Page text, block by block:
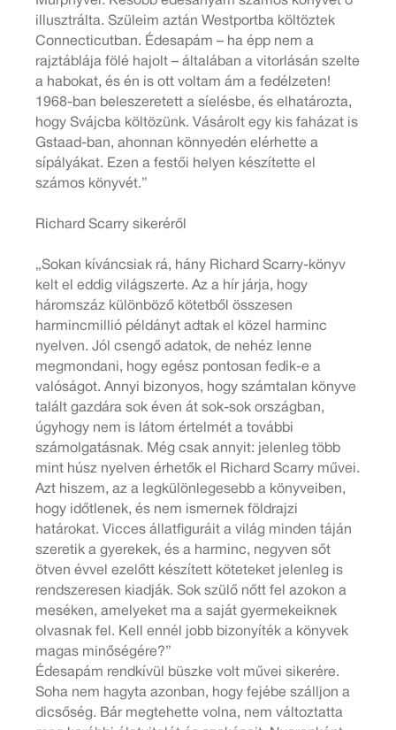
illusztrálta. Szüleim aztán Westportba költöztek
Connecticutban. Édesapám – ha épp nem a
rajztáblája fölé hajolt – általában a vitorlásán szelte
a habokat, és én is ott voltam ám a fedélzeten!
1968-ban beleszeretett a síelésbe, és elhatározta,
hogy Svájcba költözünk. Vásárolt egy kis faházat is
Gstaad-ban, ahonnan könnyedén elérhette a
sípályákat. Ezen a festői helyen készítette el
számos könyvét.”
Richard Scarry sikeréről
„Sokan kíváncsiak rá, hány Richard Scarry-könyv
kelt el eddig világszerte. Az a hír járja, hogy
háromszáz különböző kötetből összesen
harmincmillió példányt adtak el közel harminc
nyelven. Jól csengő adatok, de nehéz lenne
megmondani, hogy egész pontosan fedik-e a
valóságot. Annyi bizonyos, hogy számtalan könyve
talált gazdára sok éven át sok-sok országban,
úgyhogy nem is látom értelmét a további
számolgatásnak. Még csak annyit: jelenleg több
mint húsz nyelven érhetők el Richard Scarry művei.
Azt hiszem, az a legkülönlegesebb a könyveiben,
hogy időtlenek, és nem ismernek földrajzi
határokat. Vicces állatfiguráit a világ minden táján
szeretik a gyerekek, és a harminc, negyven sőt
ötven évvel ezelőtt készített köteteket jelenleg is
rendszeresen kiadják. Sok szülő nőtt fel azokon a
meséken, amelyeket ma a saját gyermekeiknek
olvasnak fel. Kell ennél jobb bizonyíték a könyvek
magas minőségére?”
Édesapám rendkívül büszke volt művei sikerére.
Soha nem hagyta azonban, hogy fejébe szálljon a
dicsőség. Bár megtehette volna, nem változtatta